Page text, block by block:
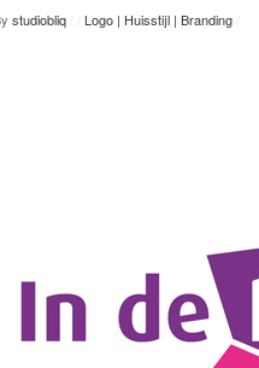
studiobliq Logo | Huisstijl | Branding